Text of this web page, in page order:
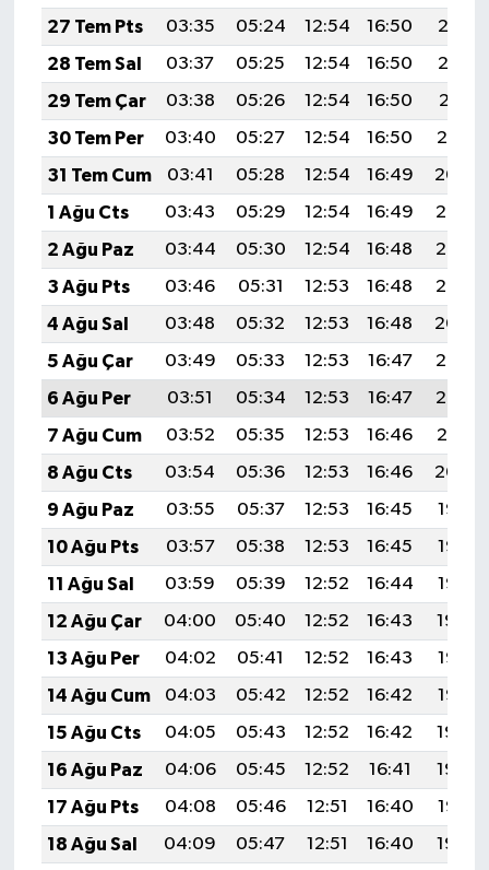
27 Tem Pts
03:35 05:24 12:54 16:50
20:13
28 Tem Sal
03:37 05:25 12:54 16:50
20:12
29 Tem Çar
03:38 05:26 12:54 16:50
20:11
30 Tem Per
03:40 05:27 12:54 16:50
20:10
31 Tem Cum
03:41 05:28 12:54 16:49
20:09
1 Ağu Cts
03:43 05:29 12:54 16:49
20:08
2 Ağu Paz
03:44 05:30 12:54 16:48
20:07
3 Ağu Pts
03:46 05:31 12:53 16:48
20:06
4 Ağu Sal
03:48 05:32 12:53 16:48
20:04
5 Ağu Çar
03:49 05:33 12:53 16:47
20:03
6 Ağu Per
03:51 05:34 12:53 16:47
20:02
7 Ağu Cum
03:52 05:35 12:53 16:46
20:01
8 Ağu Cts
03:54 05:36 12:53 16:46
20:00
9 Ağu Paz
03:55 05:37 12:53 16:45
19:58
10 Ağu Pts
03:57 05:38 12:53 16:45
19:57
11 Ağu Sal
03:59 05:39 12:52 16:44
19:56
12 Ağu Çar
04:00 05:40 12:52 16:43
19:54
13 Ağu Per
04:02 05:41 12:52 16:43
19:53
14 Ağu Cum
04:03 05:42 12:52 16:42
19:52
15 Ağu Cts
04:05 05:43 12:52 16:42
19:50
16 Ağu Paz
04:06 05:45 12:52 16:41
19:49
17 Ağu Pts
04:08 05:46 12:51 16:40
19:47
18 Ağu Sal
04:09 05:47 12:51 16:40
19:46